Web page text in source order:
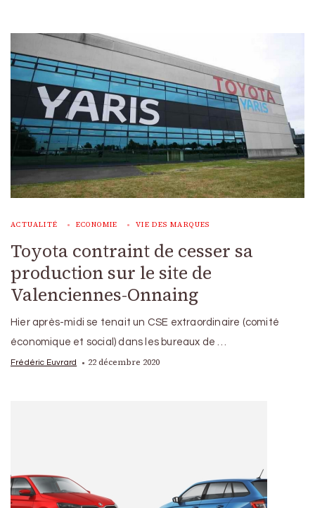
ACTUALITÉ ECONOMIE VIE DES MARQUES
Toyota contraint de cesser sa
production sur le site de
Valenciennes-Onnaing
Hier après-midi se tenait un CSE extraordinaire (comité
économique et social) dans les bureaux de …
Frédéric Euvrard 22 décembre 2020